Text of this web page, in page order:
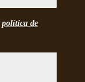
política de